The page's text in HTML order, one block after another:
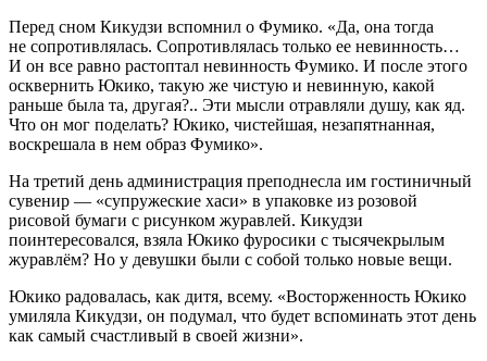
Перед сном Кикудзи вспомнил о Фумико. «Да, она тогда
не сопротивлялась. Сопротивлялась только ее невинность…
И он все равно растоптал невинность Фумико. И после этого
осквернить Юкико, такую же чистую и невинную, какой
раньше была та, другая?.. Эти мысли отравляли душу, как яд.
Что он мог поделать? Юкико, чистейшая, незапятнанная,
воскрешала в нем образ Фумико».
На третий день администрация преподнесла им гостиничный
сувенир — «супружеские хаси» в упаковке из розовой
рисовой бумаги с рисунком журавлей. Кикудзи
поинтересовался, взяла Юкико фуросики с тысячекрылым
журавлём? Но у девушки были с собой только новые вещи.
Юкико радовалась, как дитя, всему. «Восторженность Юкико
умиляла Кикудзи, он подумал, что будет вспоминать этот день
как самый счастливый в своей жизни».